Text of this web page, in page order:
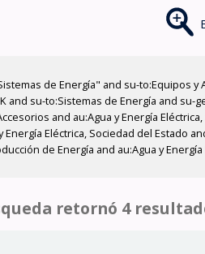
de Energía" and su-to:Equipos y
and su-to:Sistemas de Energía and su-
and au:Agua y Energía
Eléctrica, Sociedad del Estado
de Energía and au:Agua y
retornó 4